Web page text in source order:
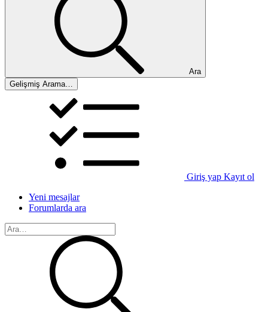
Ara
Gelişmiş Arama…
Giriş yap Kayıt ol
Yeni mesajlar
Forumlarda ara